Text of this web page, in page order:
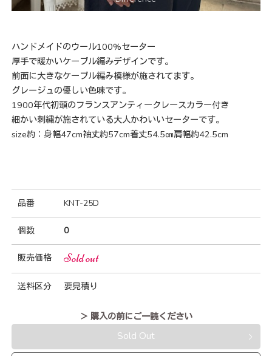
ハンドメイドのウール100%セーター
厚手で暖かいケーブル編みデザインです。
前面に大きなケーブル編み模様が施されてます。
グレージュの優しい色味です。
1900年代初頭のフランスアンティークレースカラー付き
細かい刺繍が施されている大人かわいいセーターです。
size約：身幅47cm袖丈約57cm着丈54.5㎝肩幅約42.5cm
品番 KNT-25D
個数 0
販売価格 Sold out
送料区分 要見積り
＞ 購入の前にご一読ください
Sold Out